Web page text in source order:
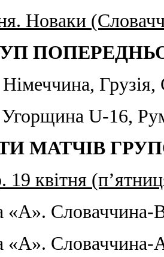
Новаки
Німеччина,
Угорщина U-16,
МАТЧІВ
квітня
«А». Словаччина-
«А». Словаччина-